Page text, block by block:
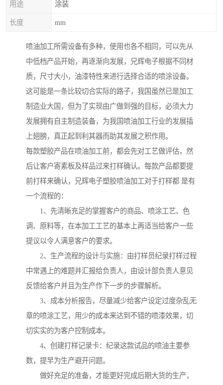
用途 涂装
长度 mm
喷油加工所需设备有多种，使用也各不相同，可以先从
中低档产品开始，再逐渐向发展，兄辉电子根据不同材
质，尺寸大小，油漆特性来进行选择合适的喷涂设备。
这可能是一条比较切合实际的路子，我国虽然已是加工
制造业大国，但为了实现由广做到强的目标，必须大力
发展拥有自主制造装备，为我国喷油加工行业的发展插
上翅膀，真正起到利其器而助其发展之积作用。
每款塑胶产品在喷油加工前，都会先对工艺做评估，然
后让客户寄素板及样品过来打样确认。每款产品都要提
前打样来确认，兄辉电子塑胶喷油加工对于打样都 是有
一个流程的：
1、先清晰充足的掌握客户的商品、喷涂工艺、色
调、原料等，在本加工工艺的基本上再适当给客户一些
提议以令人满意客户的要求。
2、生产流程的设计与实施：由打样员纪录打样过程
中常遇上的难题并汇报给负责人，由设计部负责人意见
反馈给客户并且为生产作下一步的步骤解析。
3、成本分析报告，尽量减少给客户设定过度杂乱无
章的喷涂工艺，用少的成本来达到不错的喷漆效果，切
切实实的为客户控制成本。
4、创建打样记录卡：纪录这款试品的喷油主要参
数，提早为生产避开问题。
做好充足的准备，才能更好完成后期大货的生产，